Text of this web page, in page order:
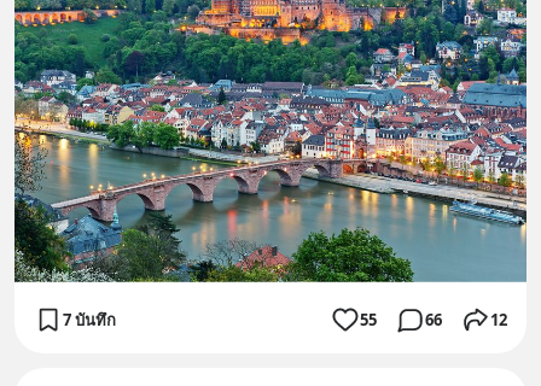
7 บันทึก 55 66 12